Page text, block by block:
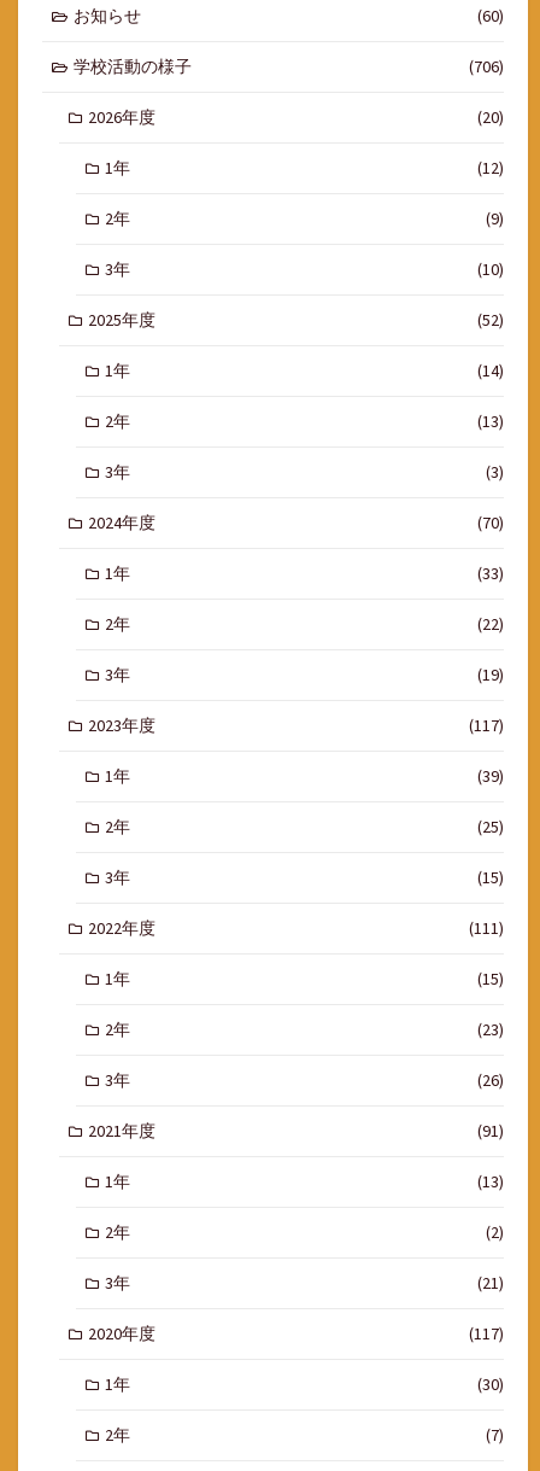
お知らせ (60)
学校活動の様子 (706)
2026年度 (20)
1年 (12)
2年 (9)
3年 (10)
2025年度 (52)
1年 (14)
2年 (13)
3年 (3)
2024年度 (70)
1年 (33)
2年 (22)
3年 (19)
2023年度 (117)
1年 (39)
2年 (25)
3年 (15)
2022年度 (111)
1年 (15)
2年 (23)
3年 (26)
2021年度 (91)
1年 (13)
2年 (2)
3年 (21)
2020年度 (117)
1年 (30)
2年 (7)